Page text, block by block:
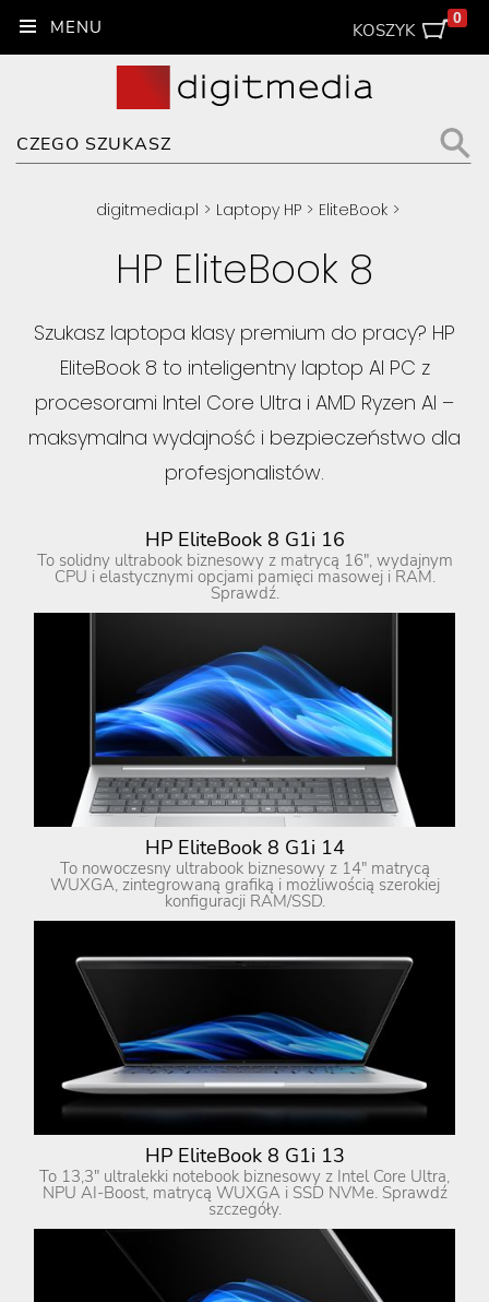
KOSZYK
0
digitmedia.pl > Laptopy HP > EliteBook >
HP EliteBook 8
Szukasz laptopa klasy premium do pracy? HP
EliteBook 8 to inteligentny laptop AI PC z
procesorami Intel Core Ultra i AMD Ryzen AI –
maksymalna wydajność i bezpieczeństwo dla
profesjonalistów.
HP EliteBook 8 G1i 16
To solidny ultrabook biznesowy z matrycą 16″, wydajnym
CPU i elastycznymi opcjami pamięci masowej i RAM.
Sprawdź.
HP EliteBook 8 G1i 14
To nowoczesny ultrabook biznesowy z 14″ matrycą
WUXGA, zintegrowaną grafiką i możliwością szerokiej
konfiguracji RAM/SSD.
HP EliteBook 8 G1i 13
To 13,3″ ultralekki notebook biznesowy z Intel Core Ultra,
NPU AI-Boost, matrycą WUXGA i SSD NVMe. Sprawdź
szczegóły.